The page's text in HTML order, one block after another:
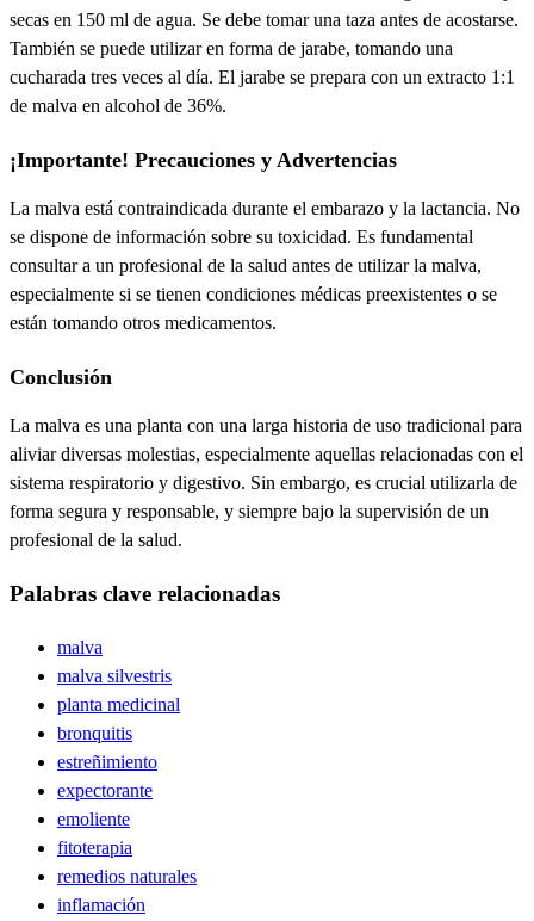
secas en 150 ml de agua. Se debe tomar una taza antes de acostarse.
También se puede utilizar en forma de jarabe, tomando una
cucharada tres veces al día. El jarabe se prepara con un extracto 1:1
de malva en alcohol de 36%.
¡Importante! Precauciones y Advertencias
La malva está contraindicada durante el embarazo y la lactancia. No
se dispone de información sobre su toxicidad. Es fundamental
consultar a un profesional de la salud antes de utilizar la malva,
especialmente si se tienen condiciones médicas preexistentes o se
están tomando otros medicamentos.
Conclusión
La malva es una planta con una larga historia de uso tradicional para
aliviar diversas molestias, especialmente aquellas relacionadas con el
sistema respiratorio y digestivo. Sin embargo, es crucial utilizarla de
forma segura y responsable, y siempre bajo la supervisión de un
profesional de la salud.
Palabras clave relacionadas
malva
malva silvestris
planta medicinal
bronquitis
estreñimiento
expectorante
emoliente
fitoterapia
remedios naturales
inflamación